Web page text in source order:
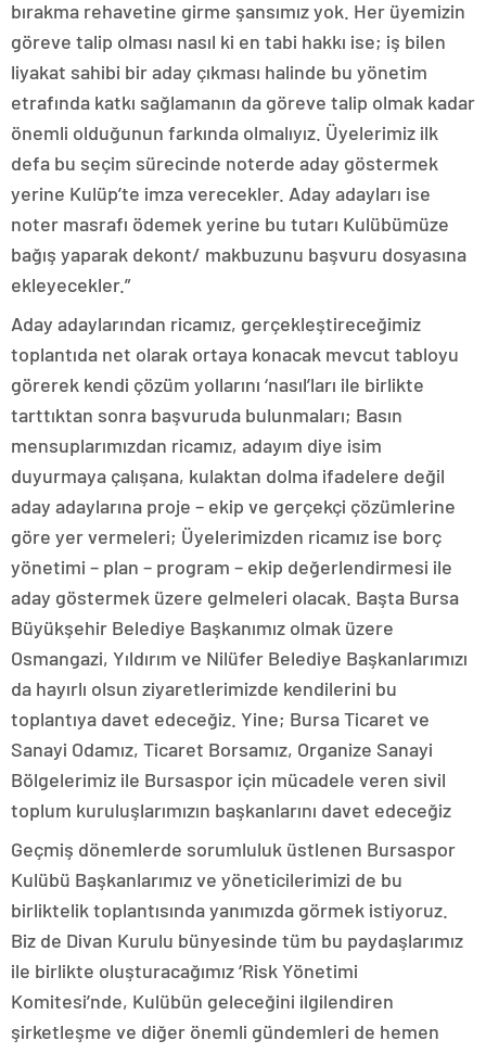
bırakma rehavetine girme şansımız yok. Her üyemizin
göreve talip olması nasıl ki en tabi hakkı ise; iş bilen
liyakat sahibi bir aday çıkması halinde bu yönetim
etrafında katkı sağlamanın da göreve talip olmak kadar
önemli olduğunun farkında olmalıyız. Üyelerimiz ilk
defa bu seçim sürecinde noterde aday göstermek
yerine Kulüp’te imza verecekler. Aday adayları ise
noter masrafı ödemek yerine bu tutarı Kulübümüze
bağış yaparak dekont/ makbuzunu başvuru dosyasına
ekleyecekler.”
Aday adaylarından ricamız, gerçekleştireceğimiz
toplantıda net olarak ortaya konacak mevcut tabloyu
görerek kendi çözüm yollarını ‘nasıl’ları ile birlikte
tarttıktan sonra başvuruda bulunmaları; Basın
mensuplarımızdan ricamız, adayım diye isim
duyurmaya çalışana, kulaktan dolma ifadelere değil
aday adaylarına proje – ekip ve gerçekçi çözümlerine
göre yer vermeleri; Üyelerimizden ricamız ise borç
yönetimi – plan – program – ekip değerlendirmesi ile
aday göstermek üzere gelmeleri olacak. Başta Bursa
Büyükşehir Belediye Başkanımız olmak üzere
Osmangazi, Yıldırım ve Nilüfer Belediye Başkanlarımızı
da hayırlı olsun ziyaretlerimizde kendilerini bu
toplantıya davet edeceğiz. Yine; Bursa Ticaret ve
Sanayi Odamız, Ticaret Borsamız, Organize Sanayi
Bölgelerimiz ile Bursaspor için mücadele veren sivil
toplum kuruluşlarımızın başkanlarını davet edeceğiz
Geçmiş dönemlerde sorumluluk üstlenen Bursaspor
Kulübü Başkanlarımız ve yöneticilerimizi de bu
birliktelik toplantısında yanımızda görmek istiyoruz.
Biz de Divan Kurulu bünyesinde tüm bu paydaşlarımız
ile birlikte oluşturacağımız ‘Risk Yönetimi
Komitesi’nde, Kulübün geleceğini ilgilendiren
şirketleşme ve diğer önemli gündemleri de hemen